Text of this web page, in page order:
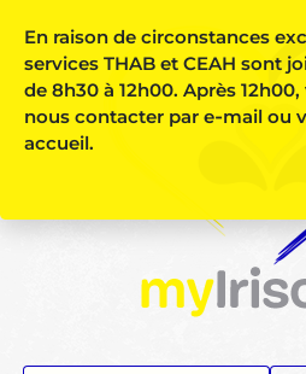
En raison de circonstances
services THAB et CEAH sont
de 8h30 à 12h00. Après
nous contacter par e‑mail ou
accueil.